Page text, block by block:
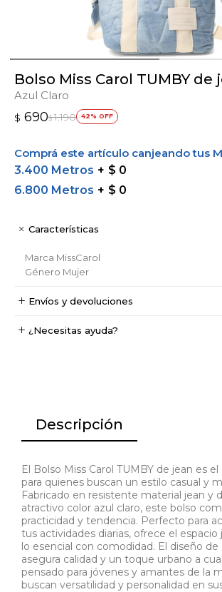
Bolso Miss Carol TUMBY de
Azul Claro
$ 690$ 1.190 42
Comprá este artículo canjeando tus
3.400 Metros
$ 0
6.800 Metros $ 0
Características
Marca MissCarol
Género Mujer
Envíos y devoluciones
¿Necesitas ayuda?
Descripción
El Bolso Miss Carol TUMBY de jean es
para quienes buscan un estilo casual y
Fabricado en resistente material jean y
atractivo color azul claro, este bolso
practicidad y tendencia. Perfecto para
tus actividades diarias, ofrece el espacio
lo esencial con comodidad. El diseño de
asegura calidad y un toque urbano a
pensado para jóvenes y amantes de la
buscan versatilidad y personalidad en